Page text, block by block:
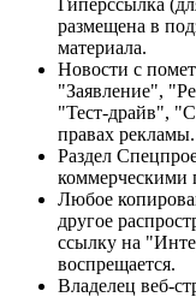
размещена в
материала.
Новости с
"Заявление",
"Тест-драйв",
правах рекламы.
Раздел
коммерческими
Любое
другое
ссылку на
воспрещается.
Владелец веб-